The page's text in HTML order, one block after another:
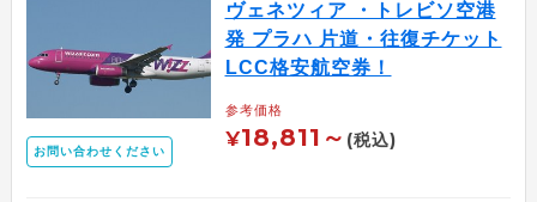
お問い合わせください
ヴェネツィア ・トレビソ空港
発 プラハ 片道・往復チケット
LCC格安航空券！
参考価格
¥18,811～ (税込)